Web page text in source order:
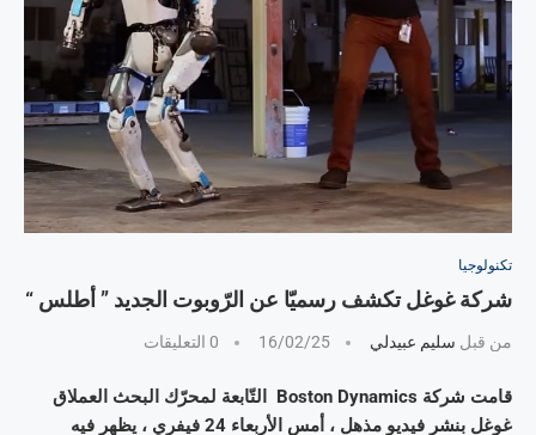
تكنولوجيا
شركة غوغل تكشف رسميّا عن الرّوبوت الجديد ” أطلس “
من قبل سليم عبيدلي 16/02/25 0 التعليقات
قامت شركة Boston Dynamics التّابعة لمحرّك البحث العملاق
غوغل بنشر فيديو مذهل ، أمس الأربعاء 24 فيفري ، يظهر فيه